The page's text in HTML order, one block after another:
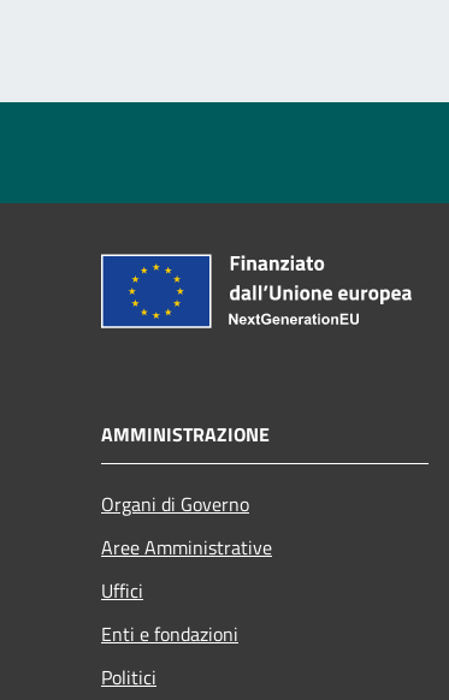
AMMINISTRAZIONE
Organi di Governo
Aree Amministrative
Uffici
Enti e fondazioni
Politici